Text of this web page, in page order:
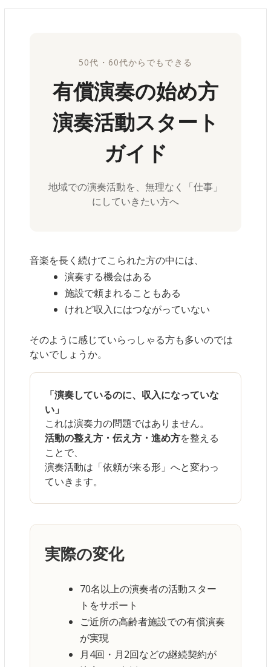
50代・60代からでもできる
有償演奏の始め方
演奏活動スタート
ガイド
地域での演奏活動を、無理なく「仕事」
にしていきたい方へ
音楽を長く続けてこられた方の中には、
演奏する機会はある
施設で頼まれることもある
けれど収入にはつながっていない
そのように感じていらっしゃる方も多いのでは
ないでしょうか。
「演奏しているのに、収入になっていな
い」
これは演奏力の問題ではありません。
活動の整え方・伝え方・進め方を整える
ことで、
演奏活動は「依頼が来る形」へと変わっ
ていきます。
実際の変化
70名以上の演奏者の活動スター
トをサポート
ご近所の高齢者施設での有償演奏
が実現
月4回・月2回などの継続契約が